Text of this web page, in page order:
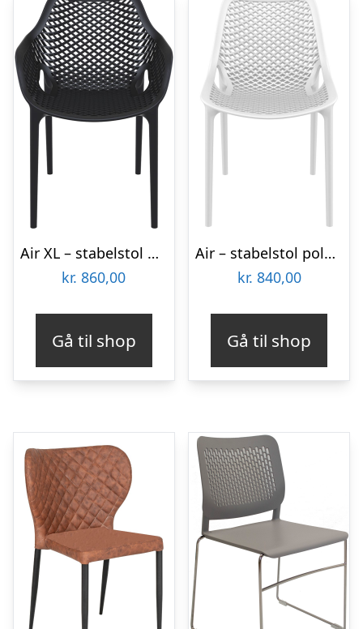
Air XL – stabelstol polypropylen – Sort
kr. 860,00
Gå til shop
Air – stabelstol polypropylen – Hvid
kr. 840,00
Gå til shop